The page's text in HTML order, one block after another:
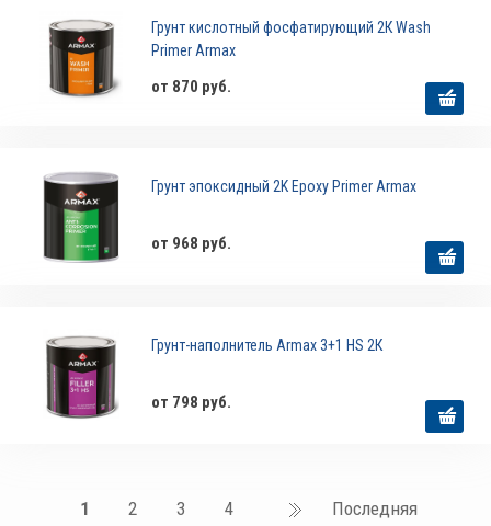
Грунт кислотный фосфатирующий 2К Wash
Primer Armax
от 870 руб.
Грунт эпоксидный 2K Epoxy Primer Armax
от 968 руб.
Грунт-наполнитель Armax 3+1 HS 2К
от 798 руб.
1 2 3 4 Последняя